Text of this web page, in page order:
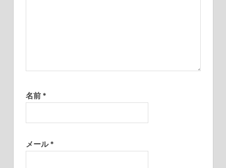
名前 *
メール*